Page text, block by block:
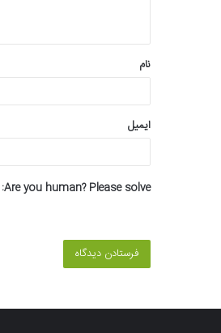
*
نام
ایمیل
Are you human? Please solve: